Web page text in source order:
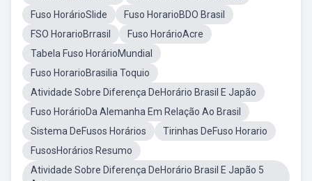
Fuso HorárioSlide
Fuso HorarioBDO Brasil
FSO HorarioBrrasil
Fuso HorárioAcre
Tabela Fuso HorárioMundial
Fuso HorarioBrasilia Toquio
Atividade Sobre Diferença DeHorário Brasil E Japão
Fuso HorárioDa Alemanha Em Relação Ao Brasil
Sistema DeFusos Horários
Tirinhas DeFuso Horario
FusosHorários Resumo
Atividade Sobre Diferença DeHorário Brasil E Japão 5